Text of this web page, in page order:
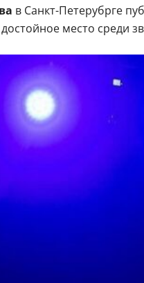
в Санкт-Петерубрге
место среди